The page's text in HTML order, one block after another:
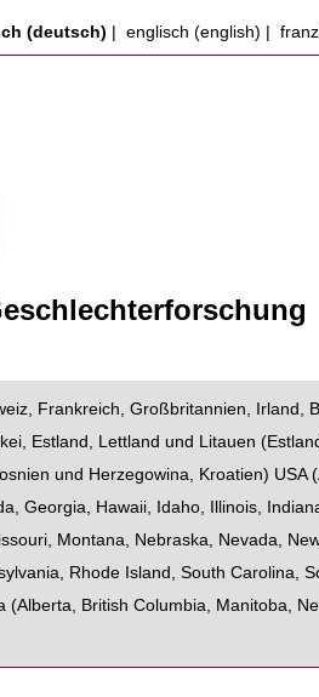
(deutsch) englisch (english)
, Frankreich,Großbritannien, Irland ,
, Estland, Lettland und Litauen (
und Herzegowina, Kroatien) USA(
,Georgia, Hawaii, Idaho, Illinois,
, Montana, Nebraska, Nevada,
, Rhode Island ,South Carolina,
(Alberta, British Columbia, Manitoba,